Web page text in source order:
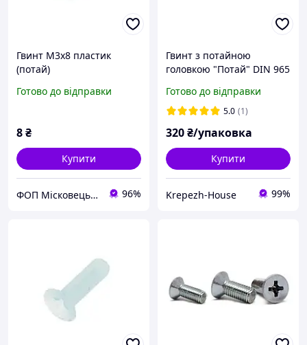
Гвинт М3х8 пластик
(потай)
Готово до відправки
8₴
Купити
ФОП Місковець О.Г. 96%
Гвинт з потайною
головкою "Потай" DIN 965
Готово до відправки
5.0 (1)
320₴/упаковка
Купити
Krepezh-House 99%